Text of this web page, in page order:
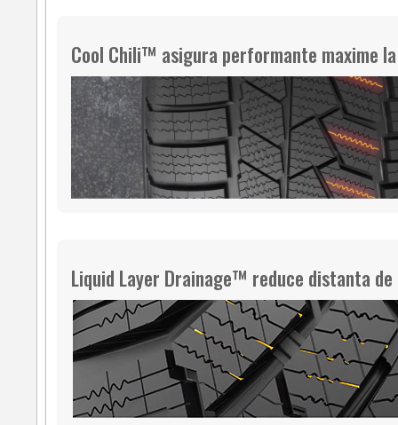
Cool Chili™ asigura performante maxime
Liquid Layer Drainage™ reduce distanta